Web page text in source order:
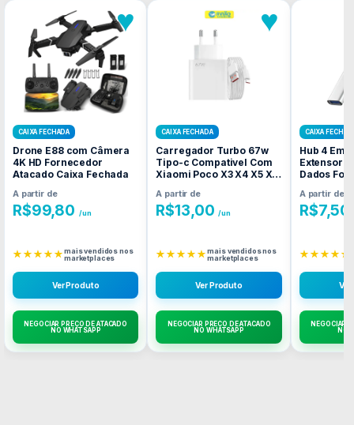
♥
CAIXA FECHADA
Drone E88 com Câmera
4K HD Fornecedor
Atacado Caixa Fechada
A partir de
R$99,80 /un
★★★★★mais vendidos nos
marketplaces
Ver Produto
NEGOCIAR PREÇO DE ATACADO
NO WHATSAPP
♥
CAIXA FECHADA
Carregador Turbo 67w
Tipo-c Compativel Com
Xiaomi Poco X3 X4 X5 X6
Caixa Fechada
A partir de
R$13,00 /un
★★★★★mais vendidos nos
marketplaces
Ver Produto
NEGOCIAR PREÇO DE ATACADO
NO WHATSAPP
CAIXA
Hub 4 Em
Extensor
Dados
A partir de
R$7,50
★★★★★
NEGOCIAR
NO